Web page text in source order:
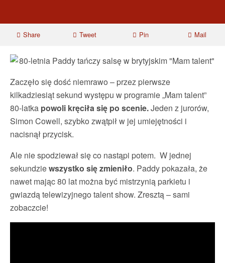
Share Tweet Pin Mail
Zaczęło się dość niemrawo – przez pierwsze
kilkadziesiąt sekund występu w programie „Mam talent”
80-latka powoli kręciła się po scenie.Jeden z jurorów,
Simon Cowell, szybko zwątpił w jej umiejętności i
nacisnął przycisk.
Ale nie spodziewał się co nastąpi potem. W jednej
sekundziewszystko się zmieniło. Paddy pokazała, że
nawet mając 80 lat można być mistrzynią parkietu i
gwiazdą telewizyjnego talent show. Zresztą – sami
zobaczcie!